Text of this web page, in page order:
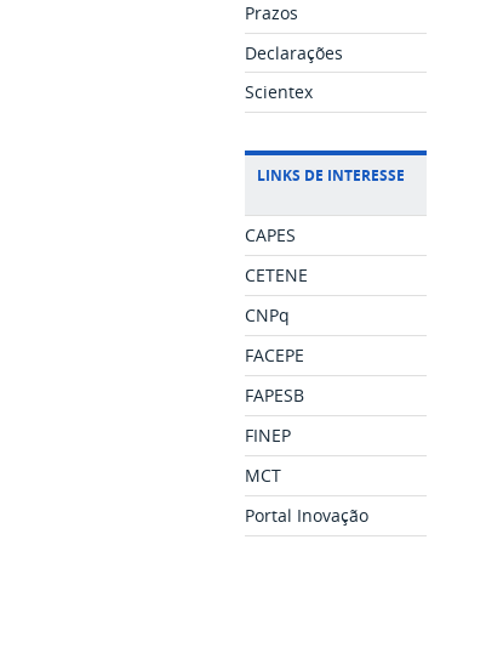
Prazos
Declarações
Scientex
LINKS DE INTERESSE
CAPES
CETENE
CNPq
FACEPE
FAPESB
FINEP
MCT
Portal Inovação